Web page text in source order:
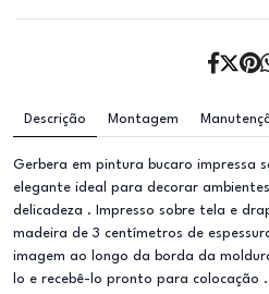
Descrição Montagem
Gerbera em pintura bucaro impressa
elegante ideal para decorar
delicadeza . Impresso sobre tela e
madeira de 3 centímetros de
imagem ao longo da borda da
lo e recebê-lo pronto para colocação